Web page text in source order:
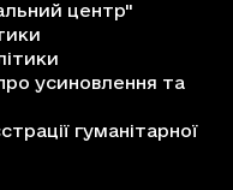
центр"
усиновлення та
гуманітарної